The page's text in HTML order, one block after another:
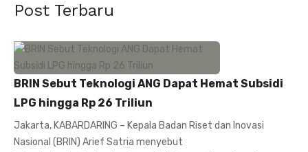
Post Terbaru
BRIN Sebut Teknologi ANG Dapat Hemat Subsidi
LPG hingga Rp 26 Triliun
Jakarta, KABARDARING – Kepala Badan Riset dan Inovasi
Nasional (BRIN) Arief Satria menyebut